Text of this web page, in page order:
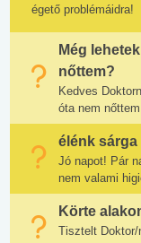
égető problémáidra!
Még
nőttem?
Kedves
óta nem
élénk sárga
Jó napot! Pár
nem valami
Körte
Tisztelt